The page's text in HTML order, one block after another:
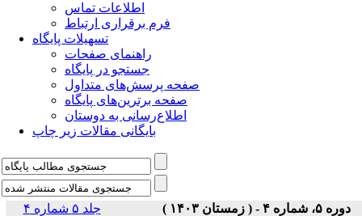
اطلاعات تماس
فرم برقراری ارتباط
تسهیلات پایگاه
راهنمای صفحات
جستجو در پایگاه
صفحه پرسش‌های متداول
صفحه برترین‌های پایگاه
اطلاع‌رسانی به دوستان
بایگانی مقالات زیر چاپ
دوره ۵، شماره ۴ - ( زمستان ۱۴۰۳ )
جلد ۵ شماره ۴